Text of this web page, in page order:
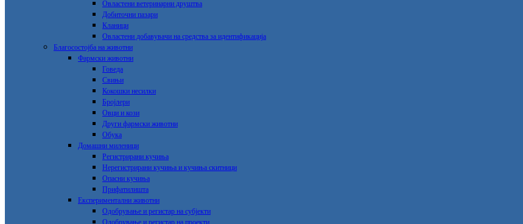
Овластени ветеринарни друштва
Добиточни пазари
Кланици
Овластени добавувачи на средства за идентификација
Благосостојба на животни
Фармски животни
Говеда
Свињи
Кокошки несилки
Бројлери
Овци и кози
Други фармски животни
Обука
Домашни миленици
Регистрирани кучиња
Нерегистрирани кучиња и кучиња скитници
Опасни кучиња
Прифатилишта
Експериментални животни
Одобрување и регистар на субјекти
Одобрување и регистар на проекти